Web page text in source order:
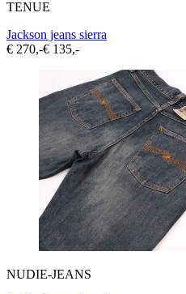
TENUE
Jackson jeans sierra
€ 270,-€ 135,-
NUDIE-JEANS